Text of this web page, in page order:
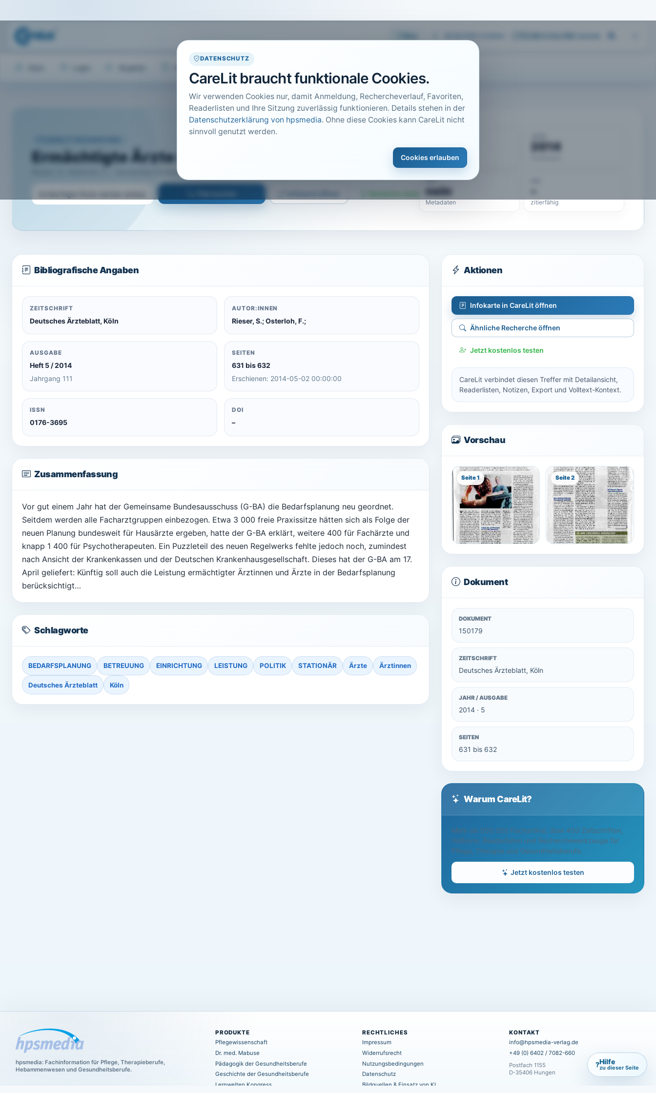
DATENSCHUTZ
CareLit braucht funktionale Cookies.
Wir verwenden Cookies nur, damit Anmeldung, Rechercheverlauf, Favoriten,
Readerlisten und Ihre Sitzung zuverlässig funktionieren. Details stehen in der
Datenschutzerklärung von hpsmedia. Ohne diese Cookies kann CareLit nicht
sinnvoll genutzt werden.
Cookies erlauben
Ermächtigte Ärzte werden einbezogen
Rieser, S.; Osterloh, F.; · Deutsches Ärzteblatt, Köln · 2014 · Heft 5 · S. 631 bis 632
150179
CareLit-ID
2014
PDF
nein
Metadaten zitierfähig
Bibliografische Angaben
ZEITSCHRIFT
Deutsches Ärzteblatt, Köln
AUTOR:INNEN
Rieser, S.; Osterloh, F.;
AUSGABE
Heft 5 / 2014
Jahrgang 111
SEITEN
631 bis 632
Erschienen: 2014-05-02 00:00:00
ISSN
0176-3695
DOI
–
Zusammenfassung
Vor gut einem Jahr hat der Gemeinsame Bundesausschuss (G-BA) die Bedarfsplanung neu geordnet.
Seitdem werden alle Facharztgruppen einbezogen. Etwa 3 000 freie Praxissitze hätten sich als Folge der
neuen Planung bundesweit für Hausärzte ergeben, hatte der G-BA erklärt, weitere 400 für Fachärzte und
knapp 1 400 für Psychotherapeuten. Ein Puzzleteil des neuen Regelwerks fehlte jedoch noch, zumindest
nach Ansicht der Krankenkassen und der Deutschen Krankenhausgesellschaft. Dieses hat der G-BA am 17.
April geliefert: Künftig soll auch die Leistung ermächtigter Ärztinnen und Ärzte in der Bedarfsplanung
berücksichtigt…
Schlagworte
BEDARFSPLANUNG BETREUUNG EINRICHTUNG LEISTUNG POLITIK STATIONÄR Ärzte Ärztinnen
Deutsches Ärzteblatt Köln
Aktionen
Infokarte in CareLit öffnen
Ähnliche Recherche öffnen
Jetzt kostenlos testen
CareLit verbindet diesen Treffer mit Detailansicht,
Readerlisten, Notizen, Export und Volltext-Kontext.
Vorschau
Seite 1 Seite 2
Dokument
DOKUMENT
150179
ZEITSCHRIFT
Deutsches Ärzteblatt, Köln
JAHR / AUSGABE
2014 · 5
SEITEN
631 bis 632
Warum CareLit?
Mehr als 500.000 Fachartikel, über 450 Zeitschriften,
Volltexte, Readerlisten und Recherchewerkzeuge für
Pflege, Therapie und Gesundheitsberufe.
Jetzt kostenlos testen
hpsmedia: Fachinformation für Pflege, Therapieberufe,
Hebammenwesen und Gesundheitsberufe.
PRODUKTE
Pflegewissenschaft
Dr. med. Mabuse
Pädagogik der Gesundheitsberufe
Geschichte der Gesundheitsberufe
Lernwelten Kongress
RECHTLICHES
Impressum
Widerrufsrecht
Nutzungsbedingungen
Datenschutz
Bildquellen & Einsatz von KI
KONTAKT
info@hpsmedia-verlag.de
+49 (0) 6402 / 7082-660
Postfach 1155
D-35406 Hungen
?Hilfe
zu dieser Seite